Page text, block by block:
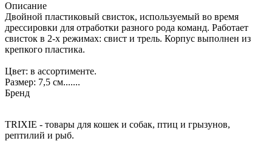
Описание
Двойной пластиковый свисток, используемый во время
дрессировки для отработки разного рода команд. Работает
свисток в 2-х режимах: свист и трель. Корпус выполнен из
крепкого пластика.
Цвет: в ассортименте.
Размер: 7,5 см.......
Бренд
TRIXIE - товары для кошек и собак, птиц и грызунов,
рептилий и рыб.